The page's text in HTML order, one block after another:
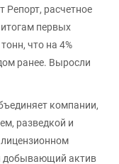
Репорт, расчетное
первых
что на 4%
ранее. Выросли
компании,
разведкой и
добывающий актив